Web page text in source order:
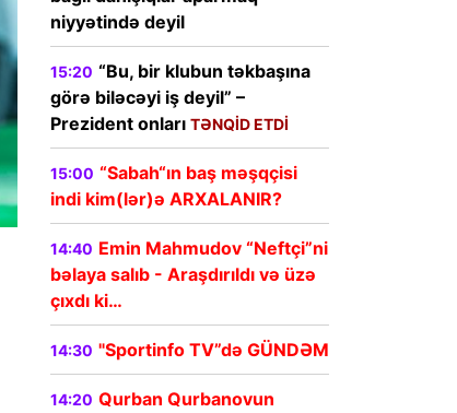
niyyətində deyil
15:20 “Bu, bir klubun təkbaşına
görə biləcəyi iş deyil” –
Prezident onları TƏNQİD ETDİ
15:00 “Sabah“ın baş məşqçisi
indi kim(lər)ə ARXALANIR?
14:40 Emin Mahmudov “Neftçi”ni
bəlaya salıb - Araşdırıldı və üzə
çıxdı ki…
14:30 "Sportinfo TV”də GÜNDƏM
14:20 Qurban Qurbanovun